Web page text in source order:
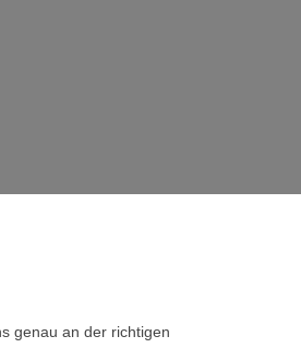
genau an der richtigen